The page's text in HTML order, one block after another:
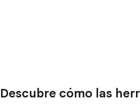
Descubre cómo las